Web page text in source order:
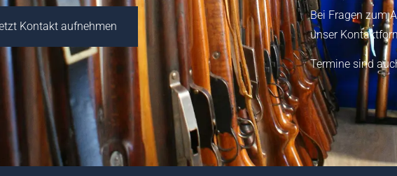
Kontakt aufnehmen
Bei Fragen zum
unser
Termine sind